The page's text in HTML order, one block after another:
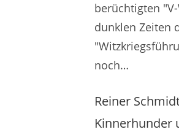
berüchtigten
dunklen Zeiten
noch…
Reiner
Kinnerhunder